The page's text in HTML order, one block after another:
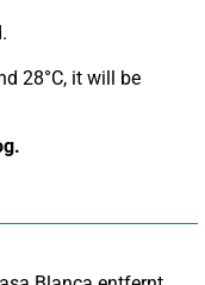
28°C, it will be